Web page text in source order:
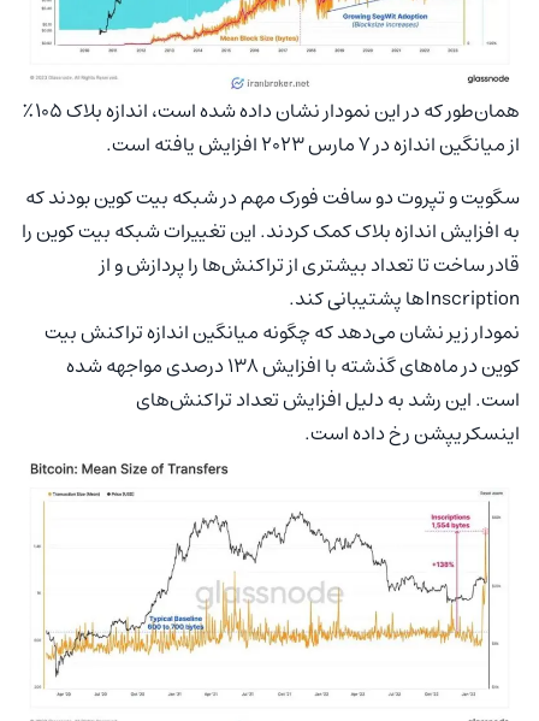
همان‌طور که در این نمودار نشان داده شده است، اندازه بلاک ۱۰۵٪
از میانگین اندازه در ۷ مارس ۲۰۲۳ افزایش یافته است.
سگویت و تپروت دو سافت فورک مهم در شبکه بیت کوین بودند که
به افزایش اندازه بلاک کمک کردند. این تغییرات شبکه بیت کوین را
قادر ساخت تا تعداد بیشتری از تراکنش‌ها را پردازش و از
Inscriptionها پشتیبانی کند.
نمودار زیر نشان می‌دهد که چگونه میانگین اندازه تراکنش بیت
کوین در ماه‌های گذشته با افزایش ۱۳۸ درصدی مواجهه شده
است. این رشد به دلیل افزایش تعداد تراکنش‌های
اینسکریپشن رخ داده است.